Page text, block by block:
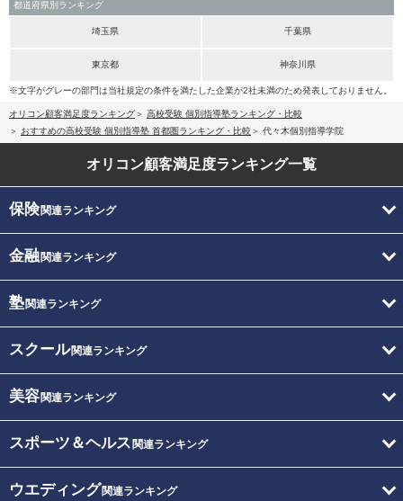
都道府県別ランキング
埼玉県 千葉県
東京都 神奈川県
※文字がグレーの部門は当社規定の条件を満たした企業が2社未満のため発表しておりません。
オリコン顧客満足度ランキング
高校受験 個別指導塾ランキング・比較
おすすめの高校受験 個別指導塾 首都圏ランキング・比較
代々木個別指導学院
オリコン顧客満足度ランキング一覧
保険関連ランキング
金融関連ランキング
塾関連ランキング
スクール関連ランキング
美容関連ランキング
スポーツ＆ヘルス 関連ランキング
ウエディング関連ランキング